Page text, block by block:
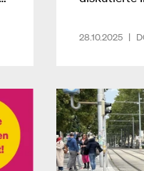
28.10.2025 |